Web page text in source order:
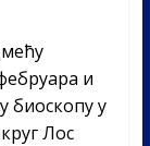
и
биоскопу у
Лос